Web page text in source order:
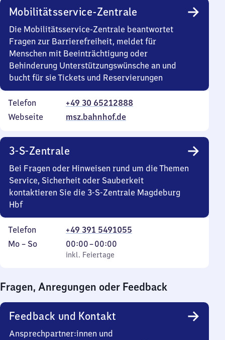
Mobilitätsservice-Zentrale
Die Mobilitätsservice-Zentrale beantwortet
Fragen zur Barrierefreiheit, meldet für
Menschen mit Beeinträchtigung oder
Behinderung Unterstützungswünsche an und
bucht für sie Tickets und Reservierungen
Telefon
+49 30 65212888
Webseite
msz.bahnhof.de
3-S-Zentrale
Bei Fragen oder Hinweisen rund um die Themen
Service, Sicherheit oder Sauberkeit
kontaktieren Sie die 3-S-Zentrale Magdeburg
Hbf
Telefon
+49 391 5491055
Montag
Mo – So,
inkl. Feiertage
00:00–00:00
Von
0
0
Uhr
inkl. Feiertage
Fragen, Anregungen oder Feedback
Feedback und Kontakt
Ansprechpartner:innen und